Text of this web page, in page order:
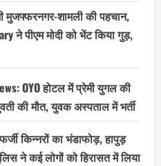
मुजफ्फरनगर-शामली की पहचान,
ने पीएम मोदी को भेंट किया गुड़,
OYO होटल में प्रेमी युगल की
की मौत, युवक अस्पताल में भर्ती
किन्नरों का भंडाफोड़, हापुड़
ने कई लोगों को हिरासत में लिया